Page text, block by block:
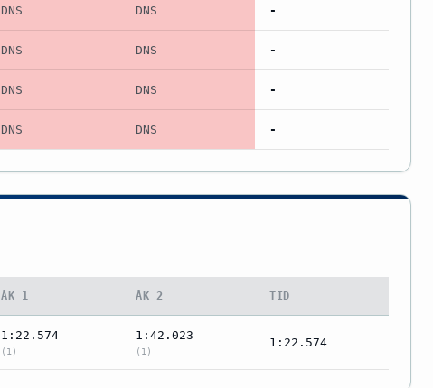
DNS DNS -
DNS DNS -
DNS DNS -
DNS DNS -
ÅK 1 ÅK 2 TID
1:22.574
(1)
1:42.023
(1)
1:22.574